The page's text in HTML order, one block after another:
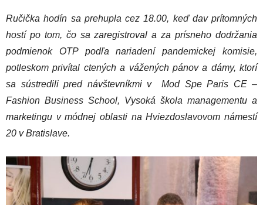
Ručička hodín sa prehupla cez 18.00, keď dav prítomných
hostí po tom, čo sa zaregistroval a za prísneho dodržania
podmienok OTP podľa nariadení pandemickej komisie,
potleskom privítal ctených a vážených pánov a dámy, ktorí
sa sústredili pred návštevníkmi v Mod Spe Paris CE –
Fashion Business School, Vysoká škola managementu a
marketingu v módnej oblasti na Hviezdoslavovom námestí
20 v Bratislave.